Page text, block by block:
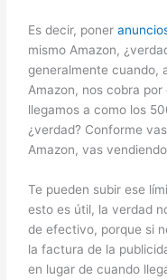
Es decir, poner
mismo Amazon,
generalmente cuando,
Amazon, nos cobra
llegamos a como los
¿verdad? Conforme
Amazon, vas
Te pueden subir ese
esto es útil, la verdad
de efectivo, porque si
la factura de la
en lugar de cuando